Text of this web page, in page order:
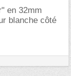
en 32mm
blanche côté